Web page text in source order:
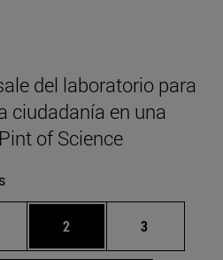
del laboratorio para
ciudadanía en una
of Science
Página
2 Página
3